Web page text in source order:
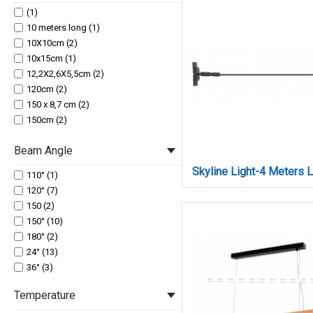
(1)
10 meters long (1)
10X10cm (2)
10x15cm (1)
12,2X2,6X5,5cm (2)
120cm (2)
150 x 8,7 cm (2)
150cm (2)
2,2x2,5x19cm (2)
23X2,6X2,4cm (2)
2m (2)
2m. (1)
3,5x8,7cm (1)
30X2,6X2,4cm (4)
30X22X25cm (1)
30cm (1)
30x1,6cm (1)
31,5X2,6X2,4cm (2)
Beam Angle
110° (1)
120° (7)
150 (2)
150° (10)
180° (2)
24° (13)
36° (3)
Temperature